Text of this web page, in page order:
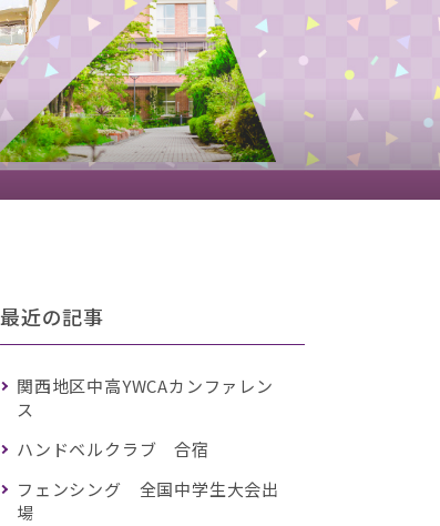
最近の記事
関西地区中高YWCAカンファレン
ス
ハンドベルクラブ 合宿
フェンシング 全国中学生大会出
場